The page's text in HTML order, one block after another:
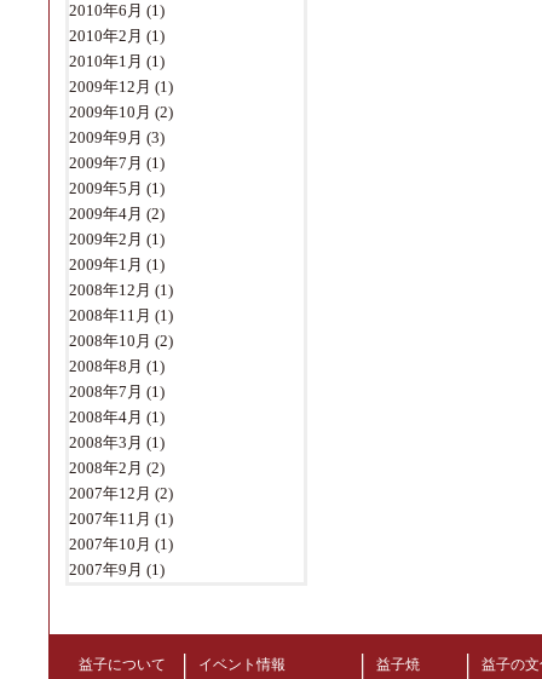
2010年6月 (1)
2010年2月 (1)
2010年1月 (1)
2009年12月 (1)
2009年10月 (2)
2009年9月 (3)
2009年7月 (1)
2009年5月 (1)
2009年4月 (2)
2009年2月 (1)
2009年1月 (1)
2008年12月 (1)
2008年11月 (1)
2008年10月 (2)
2008年8月 (1)
2008年7月 (1)
2008年4月 (1)
2008年3月 (1)
2008年2月 (2)
2007年12月 (2)
2007年11月 (1)
2007年10月 (1)
2007年9月 (1)
益子について イベント情報 益子焼 益子の